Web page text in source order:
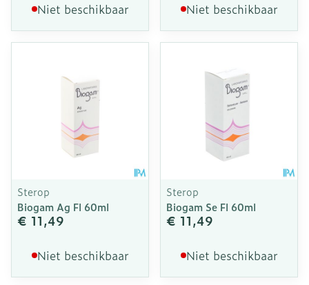
Niet beschikbaar Niet beschikbaar
Sterop
Biogam Ag Fl 60ml
€ 11,49
Niet beschikbaar
Sterop
Biogam Se Fl 60ml
€ 11,49
Niet beschikbaar